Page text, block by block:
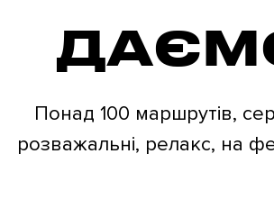
Понад 100 маршрутів,
розважальні, релакс, на